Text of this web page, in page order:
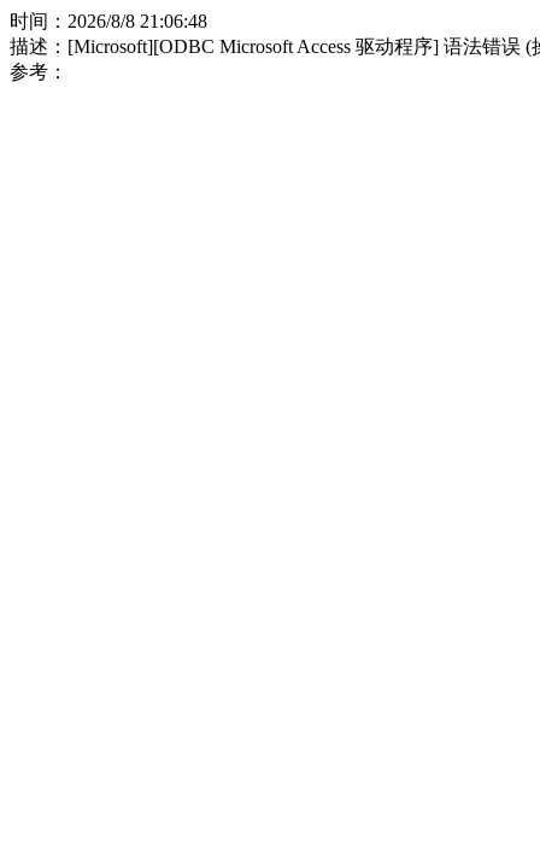
时间：2026/8/8 21:06:48
描述：[Microsoft][ODBC Microsoft Access 驱动程序] 语法错误
参考：